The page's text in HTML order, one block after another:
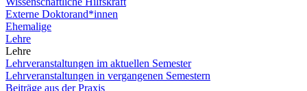
Externe Doktorand*innen
Ehemalige
Lehre
Lehre
Lehrveranstaltungen im aktuellen Semester
Lehrveranstaltungen in vergangenen Semestern
Beiträge aus der Praxis